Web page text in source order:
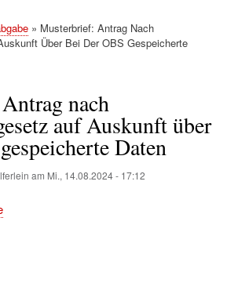
Musterbrief: Antrag Nach
Über Bei Der OBS Gespeicherte
nach
auf Auskunft über
Daten
am Mi., 14.08.2024 - 17:12